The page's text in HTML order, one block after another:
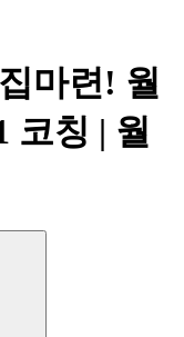
마련! 월
코칭 | 월